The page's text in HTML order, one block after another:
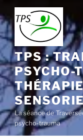
Aller
au
contenu
principal
TPS :
PSYCHO-
La séance de
psycho-trauma